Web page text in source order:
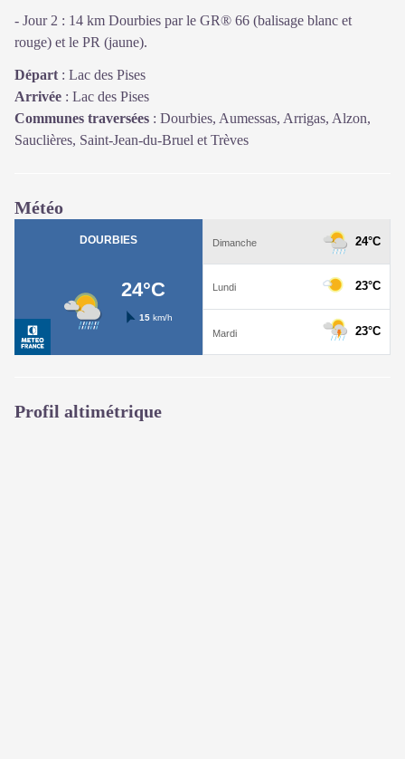
- Jour 2 : 14 km Dourbies par le GR® 66 (balisage blanc et
rouge) et le PR (jaune).
Départ : Lac des Pises
Arrivée : Lac des Pises
Communes traversées : Dourbies, Aumessas, Arrigas, Alzon,
Sauclières, Saint-Jean-du-Bruel et Trèves
Météo
Profil altimétrique